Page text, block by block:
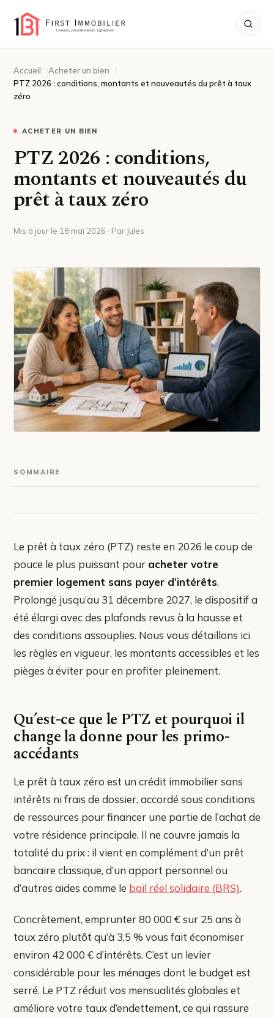
Accueil
Acheter un bien
PTZ 2026 : conditions, montants et nouveautés du prêt à taux
zéro
ACHETER UN BIEN
PTZ 2026 : conditions,
montants et nouveautés du
prêt à taux zéro
Mis à jour le 18 mai 2026 · Par Jules
SOMMAIRE
Le prêt à taux zéro (PTZ) reste en 2026 le coup de
pouce le plus puissant pour acheter votre
premier logement sans payer d’intérêts.
Prolongé jusqu’au 31 décembre 2027, le dispositif a
été élargi avec des plafonds revus à la hausse et
des conditions assouplies. Nous vous détaillons ici
les règles en vigueur, les montants accessibles et les
pièges à éviter pour en profiter pleinement.
Qu’est-ce que le PTZ et pourquoi il
change la donne pour les primo-
accédants
Le prêt à taux zéro est un crédit immobilier sans
intérêts ni frais de dossier, accordé sous conditions
de ressources pour financer une partie de l’achat de
votre résidence principale. Il ne couvre jamais la
totalité du prix : il vient en complément d’un prêt
bancaire classique, d’un apport personnel ou
d’autres aides comme le bail réel solidaire (BRS).
Concrètement, emprunter 80 000 € sur 25 ans à
taux zéro plutôt qu’à 3,5 % vous fait économiser
environ 42 000 € d’intérêts. C’est un levier
considérable pour les ménages dont le budget est
serré. Le PTZ réduit vos mensualités globales et
améliore votre taux d’endettement, ce qui rassure